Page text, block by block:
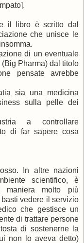
il libro è scritto dal
che unisce le
di un eventuale
Pharma) dal titolo
pensate avrebbe
sia una medicina
sulla pelle dei
a controllare
di far sapere cosa
In altre nazioni
scientifico, è
maniera molto più
vedere il servizio
che gestisce un
di trattare persone
di sostenerne la
non lo aveva detto)